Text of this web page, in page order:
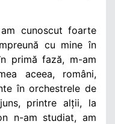
cunoscut foarte
cu mine în
primă fază, m-am
aceea, români,
în orchestrele de
printre alții, la
n-am studiat, am